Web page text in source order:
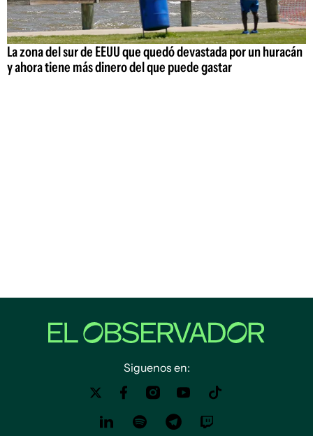
La zona del sur de EEUU que quedó devastada por un huracán
y ahora tiene más dinero del que puede gastar
Siguenos en: